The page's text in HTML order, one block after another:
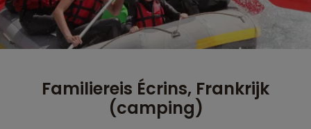
Familiereis Écrins, Frankrijk
(camping)